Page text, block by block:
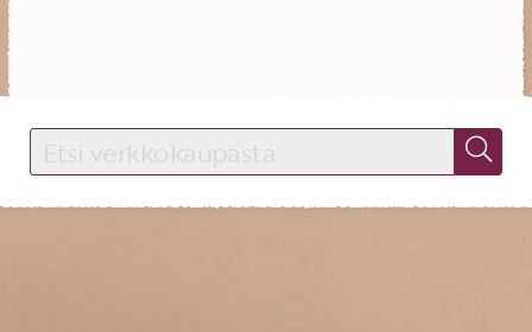
Unohtuiko salasana?